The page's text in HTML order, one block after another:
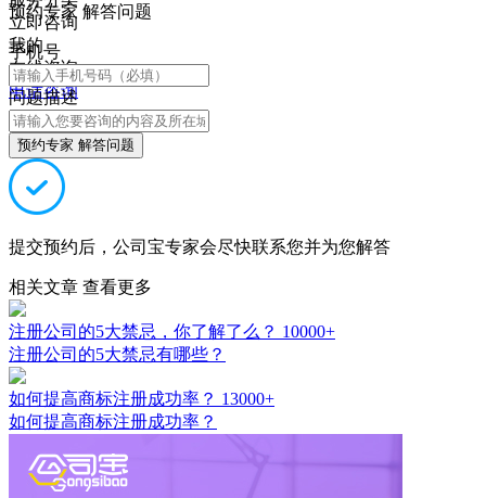
立即咨询
我的
在线咨询
电话咨询
预约专家 解答问题
手机号
问题描述
预约专家 解答问题
提交预约后，公司宝专家会尽快联系您并为您解答
相关文章 查看更多
注册公司的5大禁忌，你了解了么？ 10000+
注册公司的5大禁忌有哪些？
如何提高商标注册成功率？ 13000+
如何提高商标注册成功率？